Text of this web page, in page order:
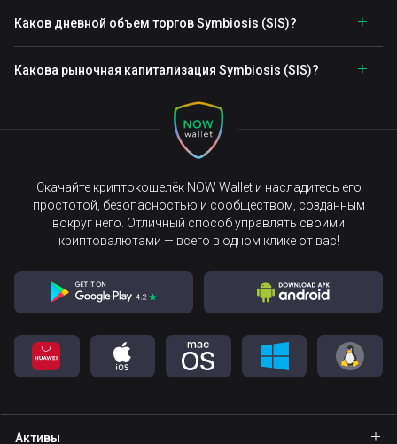
Каков дневной объем торгов Symbiosis (SIS)?
Какова рыночная капитализация Symbiosis (SIS)?
Скачайте криптокошелёк NOW Wallet и насладитесь его
простотой, безопасностью и сообществом, созданным
вокруг него. Отличный способ управлять своими
криптовалютами — всего в одном клике от вас!
Активы